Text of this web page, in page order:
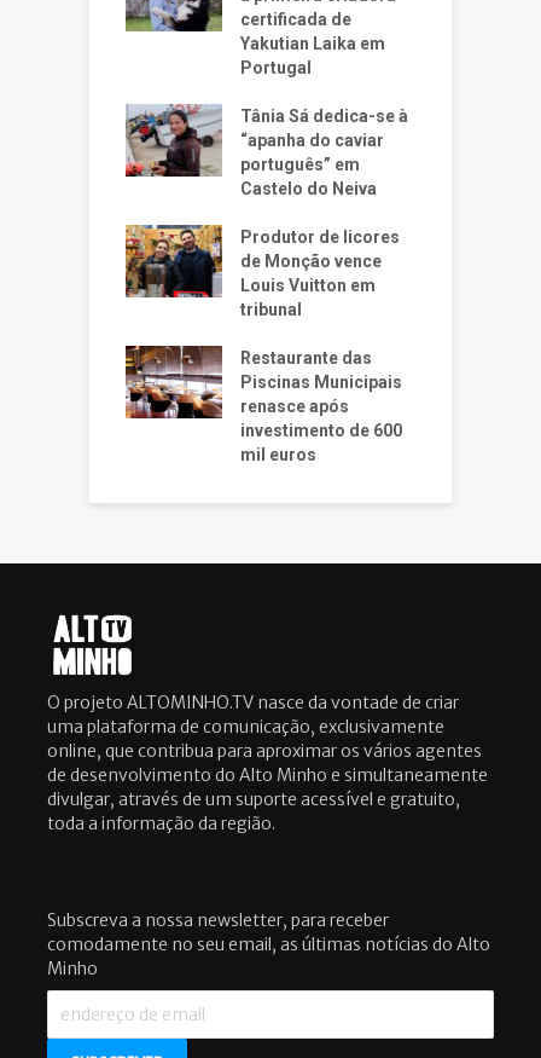
certificada de
Yakutian Laika em
Portugal
Tânia Sá dedica-se à
“apanha do caviar
português” em
Castelo do Neiva
Produtor de licores
de Monção vence
Louis Vuitton em
tribunal
Restaurante das
Piscinas Municipais
renasce após
investimento de 600
mil euros
O projeto ALTOMINHO.TV nasce da vontade de criar
uma plataforma de comunicação, exclusivamente
online, que contribua para aproximar os vários agentes
de desenvolvimento do Alto Minho e simultaneamente
divulgar, através de um suporte acessível e gratuito,
toda a informação da região.
Subscreva a nossa newsletter, para receber
comodamente no seu email, as últimas notícias do Alto
Minho